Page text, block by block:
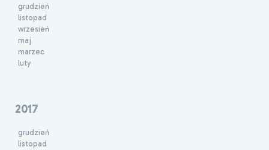
grudzień
listopad
wrzesień
maj
marzec
luty
2017
grudzień
listopad